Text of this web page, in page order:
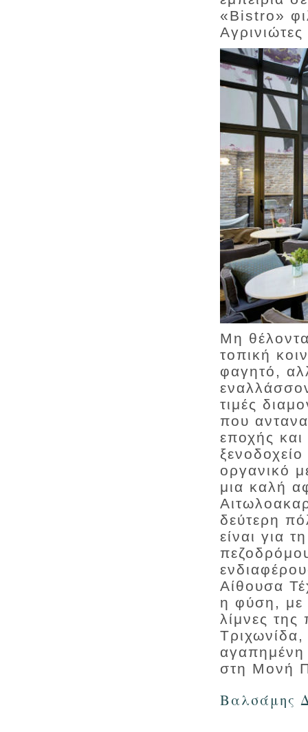
«Bistro»
Μη
τοπική
φαγητό,
τιμές
που
εποχής
οργανικό
μια καλή
δεύτερη
είναι για
Αίθουσα
η φύση, με
λίμνες
αγαπημένη
στη Μονή
Βαλσάμης